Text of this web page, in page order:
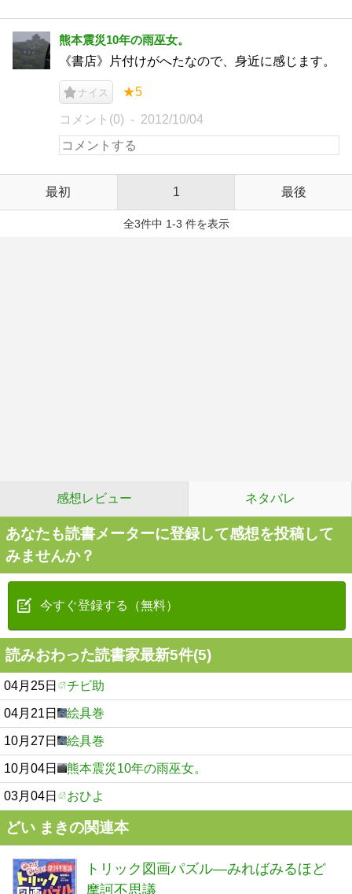
熊本震災10年の雨巫女。
《書店》片付けがへたなので、身近に感じます。
ナイス ★5
コメント(0) 2012/10/04
最初 1 最後
全3件中 1-3 件を表示
感想レビュー ネタバレ
あなたも読書メーターに登録して感想を投稿して
みませんか？
今すぐ登録する（無料）
読みおわった読書家最新5件(5)
04月25日 チビ助
04月21日 絵具巻
10月27日 絵具巻
10月04日 熊本震災10年の雨巫女。
03月04日 おひよ
どい まきの関連本
トリック図画パズル―みればみるほど
摩訶不思議